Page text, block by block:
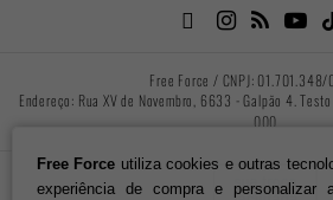
Free Force utiliza cookies e outras
experiência de compra e personalizar

Free Force / CNPJ:
Endereço: Rua XV de Novembro, 6633 - Galpão 4.
000